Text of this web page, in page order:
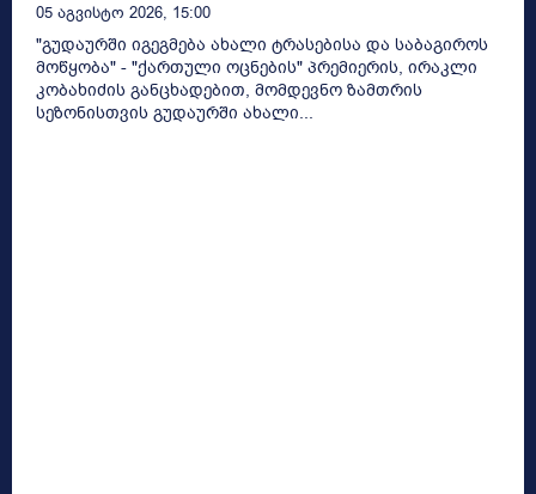
05 Აგვისტო 2026, 15:00
"გუდაურში იგეგმება ახალი ტრასებისა და საბაგიროს
მოწყობა" - "ქართული ოცნების" პრემიერის, ირაკლი
კობახიძის განცხადებით, მომდევნო ზამთრის
სეზონისთვის გუდაურში ახალი...